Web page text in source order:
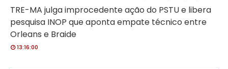
TRE-MA julga improcedente ação do PSTU e libera
pesquisa INOP que aponta empate técnico entre
Orleans e Braide
13:16:00